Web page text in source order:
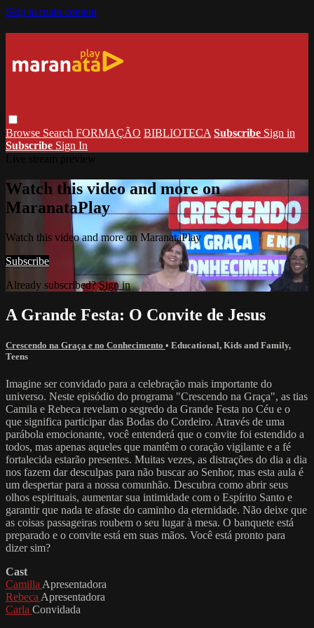
Skip to main content
Browse Search FORMAÇÃO BIBLIOTECA Subscribe Sign in
Subscribe Sign In
Watch this video and more on
MaranataPlay
Watch this video and more on MaranataPlay
Subscribe
Already subscribed?Sign in
A Grande Festa: O Convite de Jesus
Crescendo na Graça e no Conhecimento • Educational, Kids and Family,
Teens
Imagine ser convidado para a celebração mais importante do
universo. Neste episódio do programa "Crescendo na Graça", as tias
Camila e Rebeca revelam o segredo da Grande Festa no Céu e o
que significa participar das Bodas do Cordeiro. Através de uma
parábola emocionante, você entenderá que o convite foi estendido a
todos, mas apenas aqueles que mantêm o coração vigilante e a fé
fortalecida estarão presentes. Muitas vezes, as distrações do dia a dia
nos fazem dar desculpas para não buscar ao Senhor, mas esta aula é
um despertar para a nossa comunhão. Descubra como abrir seus
olhos espirituais, aumentar sua intimidade com o Espírito Santo e
garantir que nada te afaste do caminho da eternidade. Não deixe que
as coisas passageiras roubem o seu lugar à mesa. O banquete está
preparado e o convite está em suas mãos. Você está pronto para
dizer sim?
Cast
Camilla Apresentadora
Rebeca Apresentadora
Carla Convidada